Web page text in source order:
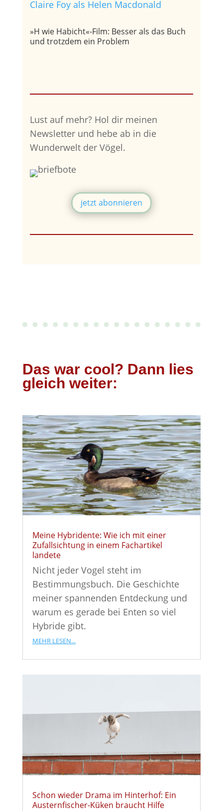
»H wie Habicht«-Film: Besser als das Buch
und trotzdem ein Problem
Lust auf mehr? Hol dir meinen
Newsletter und hebe ab in die
Wunderwelt der Vögel.
jetzt abonnieren
Das war cool? Dann lies
gleich weiter:
Meine Hybridente: Wie ich mit einer
Zufallsichtung in einem Fachartikel
landete
Nicht jeder Vogel steht im
Bestimmungsbuch. Die Geschichte
meiner spannenden Entdeckung und
warum es gerade bei Enten so viel
Hybride gibt.
mehr lesen...
Schon wieder Drama im Hinterhof: Ein
Austernfischer-Küken braucht Hilfe